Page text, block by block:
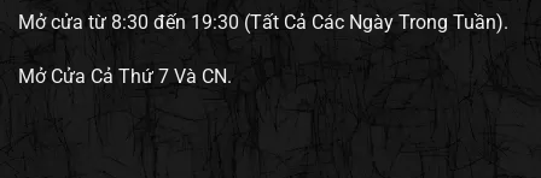
Mở cửa từ 8:30 đến 19:30 (Tất Cả Các Ngày Trong Tuần).
Mở Cửa Cả Thứ 7 Và CN.